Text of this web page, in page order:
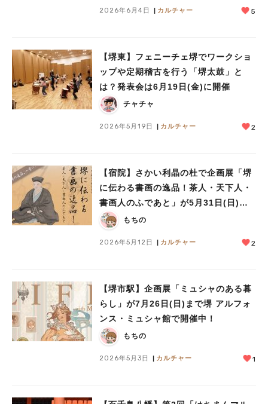
2026年6月4日 カルチャー 5
【堺東】フェニーチェ堺でワークショ
ップや定期稽古を行う「堺太鼓」と
は？発表会は6月19日(金)に開催
チャチャ
2026年5月19日 カルチャー 2
【宿院】さかい利晶の杜で企画展「堺
に伝わる書画の逸品！茶人・天下人・
書画人のふであと」が5月31日(日)ま
で開催中もちの
2026年5月12日 カルチャー 2
【堺市駅】企画展「ミュシャのある暮
らし」が7月26日(日)まで堺 アルフォ
ンス・ミュシャ館で開催中！
もちの
2026年5月3日 カルチャー 1